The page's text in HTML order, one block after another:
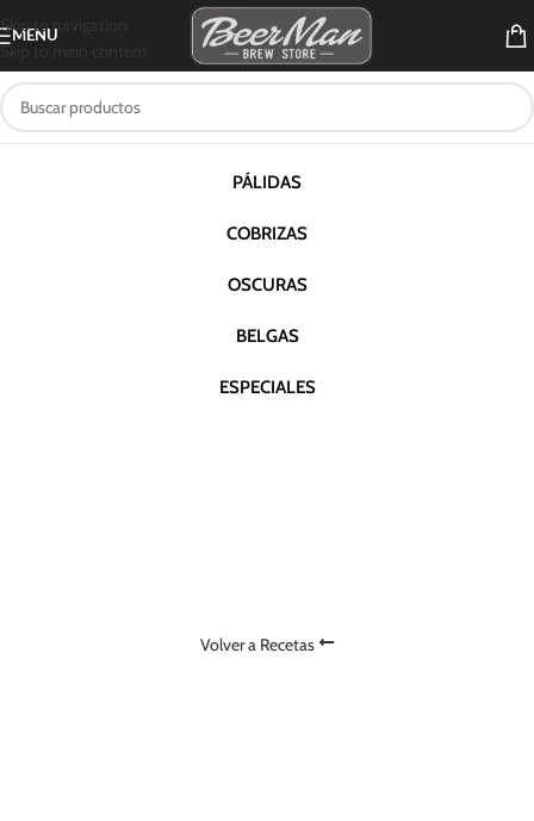
Skip to navigation
Skip to main content
MENU
PÁLIDAS
COBRIZAS
OSCURAS
BELGAS
ESPECIALES
Volver a Recetas